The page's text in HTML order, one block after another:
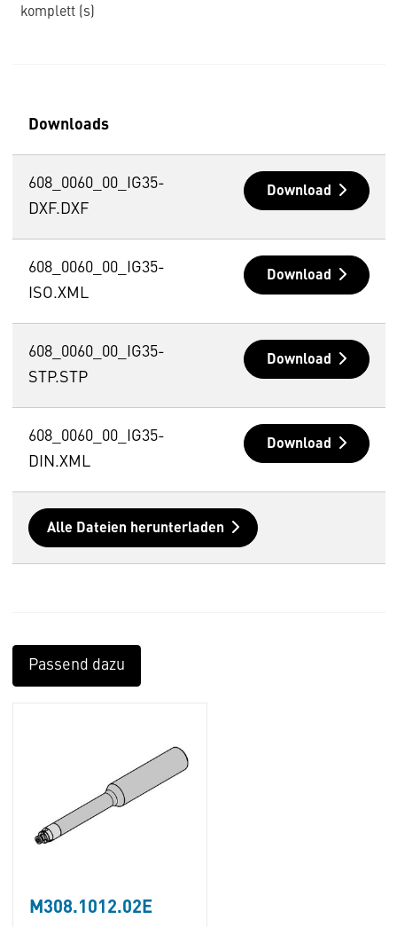
komplett (s)
Downloads
608_0060_00_IG35-
DXF.DXF
Download
608_0060_00_IG35-
ISO.XML
Download
608_0060_00_IG35-
STP.STP
Download
608_0060_00_IG35-
DIN.XML
Download
Alle Dateien herunterladen
Passend dazu
M308.1012.02E